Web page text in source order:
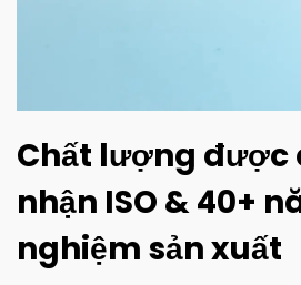
Chất lượng được
nhận ISO & 40+
nghiệm sản xuất